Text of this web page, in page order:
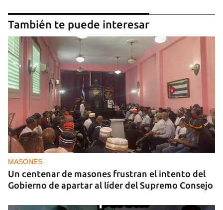
También te puede interesar
MASONES
Un centenar de masones frustran el intento del
Gobierno de apartar al líder del Supremo Consejo